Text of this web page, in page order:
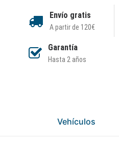
Envío gratis
A partir de 120€
Garantía
Hasta 2 años
Vehículos